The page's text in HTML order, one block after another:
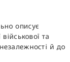
описує
та
й до